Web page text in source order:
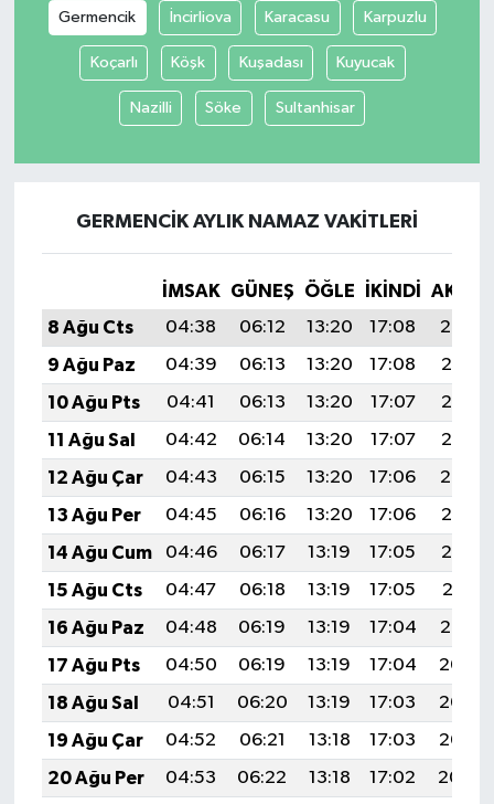
Germencik İncirliova Karacasu Karpuzlu
Koçarlı Köşk Kuşadası Kuyucak
Nazilli Söke Sultanhisar
GERMENCIK AYLIK NAMAZ VAKITLERI
İMSAK GÜNEŞ ÖĞLE İKINDI
8 Ağu Cts
04:38 06:12 13:20 17:08
20:19
9 Ağu Paz
04:39 06:13 13:20 17:08
20:18
10 Ağu Pts
04:41 06:13 13:20 17:07
20:17
11 Ağu Sal
04:42 06:14 13:20 17:07
20:16
12 Ağu Çar
04:43 06:15 13:20 17:06
20:14
13 Ağu Per
04:45 06:16 13:20 17:06
20:13
14 Ağu Cum
04:46 06:17 13:19 17:05
20:12
15 Ağu Cts
04:47 06:18 13:19 17:05
20:11
16 Ağu Paz
04:48 06:19 13:19 17:04
20:10
17 Ağu Pts
04:50 06:19 13:19 17:04
20:08
18 Ağu Sal
04:51 06:20 13:19 17:03
20:07
19 Ağu Çar
04:52 06:21 13:18 17:03
20:06
20 Ağu Per
04:53 06:22 13:18 17:02
20:04